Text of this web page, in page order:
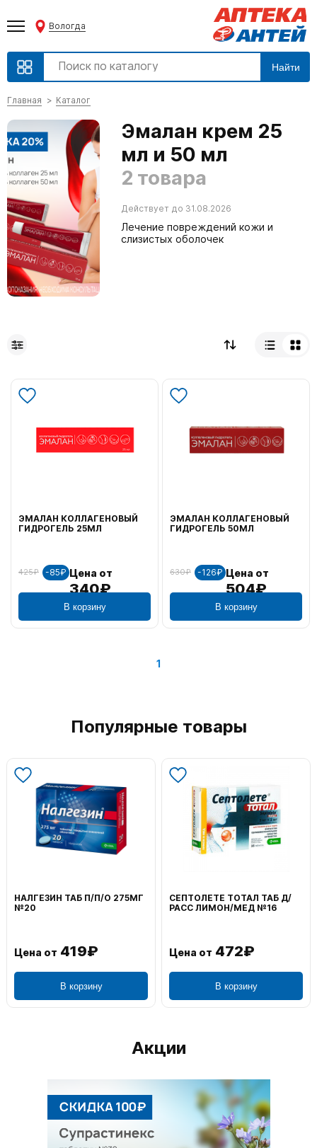
Вологда
Найти
Главная Каталог
Эмалан крем 25
мл и 50 мл
2 товара
Действует до 31.08.2026
Лечение повреждений кожи и
слизистых оболочек
ЭМАЛАН КОЛЛАГЕНОВЫЙ
ГИДРОГЕЛЬ 25МЛ
425₽ -85₽ Цена от
340₽
В корзину
ЭМАЛАН КОЛЛАГЕНОВЫЙ
ГИДРОГЕЛЬ 50МЛ
630₽ -126₽ Цена от
504₽
В корзину
1
Популярные товары
НАЛГЕЗИН ТАБ П/П/О 275МГ
№20
Цена от 419₽
В корзину
СЕПТОЛЕТЕ ТОТАЛ ТАБ Д/
РАСС ЛИМОН/МЕД №16
Цена от 472₽
В корзину
Акции